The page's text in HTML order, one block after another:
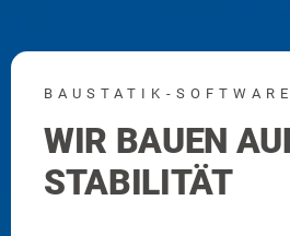
VON FRILO